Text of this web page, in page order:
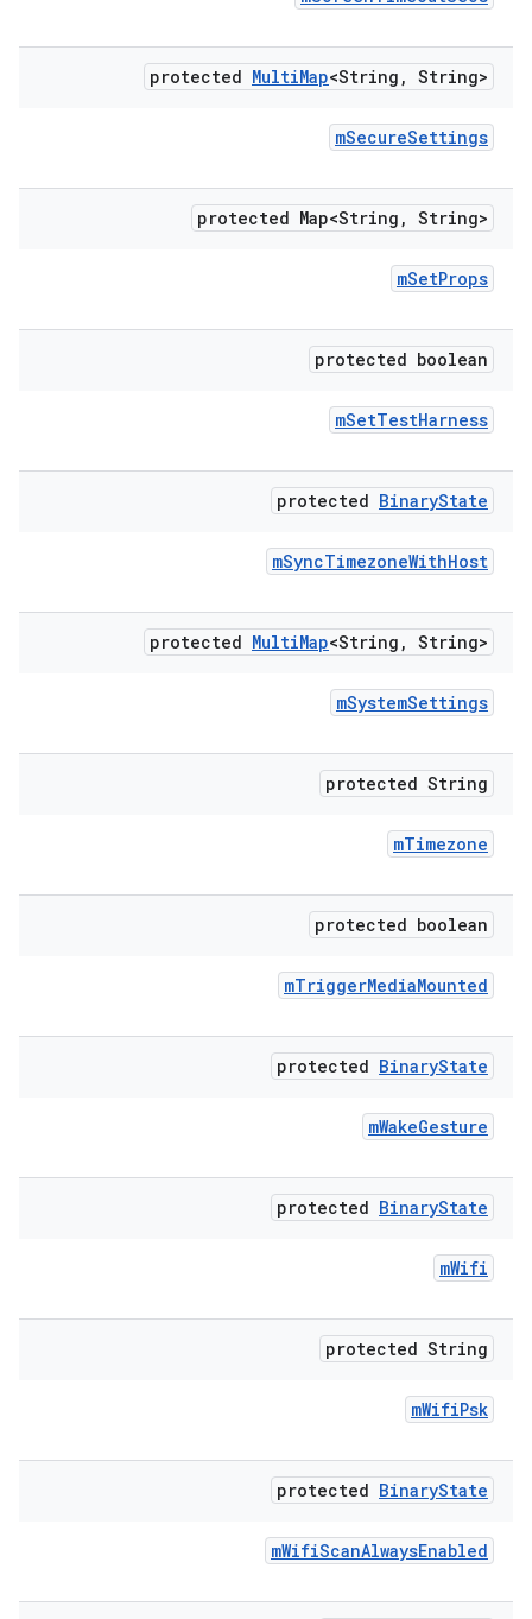
protected MultiMap<String , String>
mSecureSettings
protected Map<String , String>
mSetProps
protected boolean
mSetTestHarness
protected BinaryState
mSyncTimezoneWithHost
protected MultiMap<String , String>
mSystemSettings
protected String
mTimezone
protected boolean
mTriggerMediaMounted
protected BinaryState
mWakeGesture
protected BinaryState
mWifi
protected String
mWifiPsk
protected BinaryState
mWifiScanAlwaysEnabled